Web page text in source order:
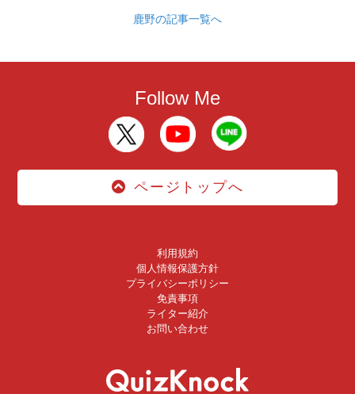
鹿野の記事一覧へ
Follow Me
ページトップへ
利用規約
個人情報保護方針
プライバシーポリシー
免責事項
ライター紹介
お問い合わせ